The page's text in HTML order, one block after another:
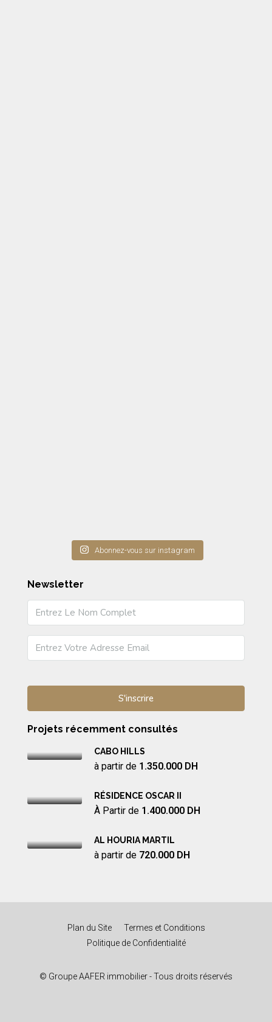
Abonnez-vous sur instagram
Newsletter
Projets récemment consultés
CABO HILLS
à partir de 1.350.000 DH
RÉSIDENCE OSCAR II
À Partir de 1.400.000 DH
AL HOURIA MARTIL
à partir de 720.000 DH
Plan du Site
Termes et Conditions
Politique de Confidentialité
© Groupe AAFER immobilier - Tous droits réservés